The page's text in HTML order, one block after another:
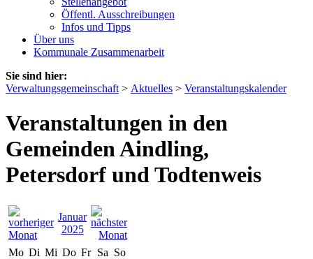
Öffentl. Ausschreibungen
Infos und Tipps
Über uns
Kommunale Zusammenarbeit
Sie sind hier:
Verwaltungsgemeinschaft > Aktuelles > Veranstaltungskalender
Veranstaltungen in den
Gemeinden Aindling,
Petersdorf und Todtenweis
Januar
2025
Mo Di Mi Do Fr Sa So